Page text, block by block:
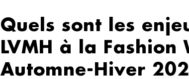
Quels sont les
LVMH à la Fashion
Automne-Hiver